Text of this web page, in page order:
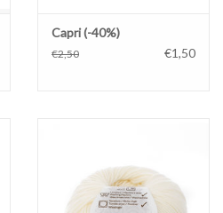
Capri (-40%)
€2,50 €1,50